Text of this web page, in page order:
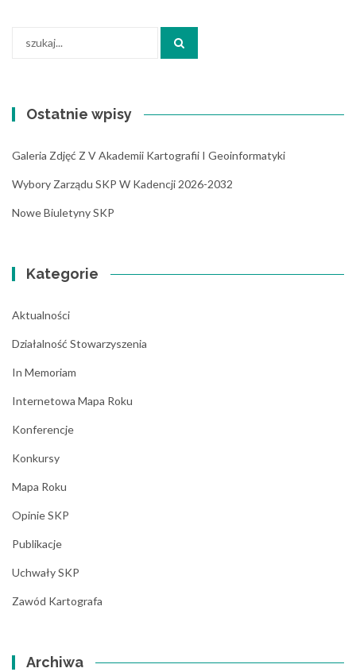
Ostatnie wpisy
Galeria Zdjęć Z V Akademii Kartografii I Geoinformatyki
Wybory Zarządu SKP W Kadencji 2026-2032
Nowe Biuletyny SKP
Kategorie
Aktualności
Działalność Stowarzyszenia
In Memoriam
Internetowa Mapa Roku
Konferencje
Konkursy
Mapa Roku
Opinie SKP
Publikacje
Uchwały SKP
Zawód Kartografa
Archiwa